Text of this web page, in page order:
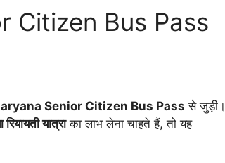
Citizen Bus Pass
Senior Citizen Bus Pass से जुड़ी।
रियायती यात्राका लाभ लेना चाहते हैं, तो यह